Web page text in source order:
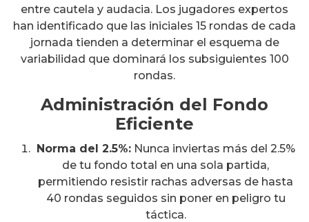
entre cautela y audacia. Los jugadores expertos
han identificado que las iniciales 15 rondas de cada
jornada tienden a determinar el esquema de
variabilidad que dominará los subsiguientes 100
rondas.
Administración del Fondo
Eficiente
Norma del 2.5%:Nunca inviertas más del 2.5%
de tu fondo total en una sola partida,
permitiendo resistir rachas adversas de hasta
40 rondas seguidos sin poner en peligro tu
táctica.